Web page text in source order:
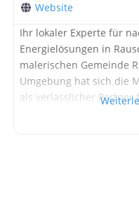
Website
Ihr lokaler Experte für
Energielösungen in
malerischen Gemeinde
Umgebung hat sich die
als verlässlicher Partner